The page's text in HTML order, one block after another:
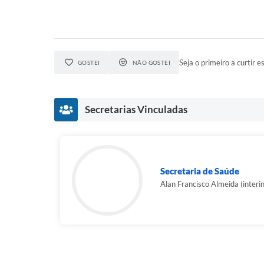
GOSTEI NÃO GOSTEI Seja o primeiro a curtir
Secretarias Vinculadas
Secretaria de Saúde
Alan Francisco Almeida